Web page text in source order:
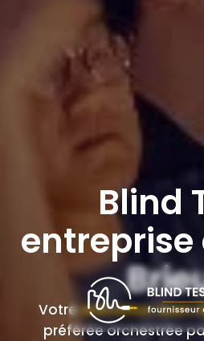
Blind
Votreanimation team
préférée orchestrée